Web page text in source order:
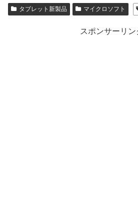
タブレット新製品 マイクロソフト
スポンサーリン